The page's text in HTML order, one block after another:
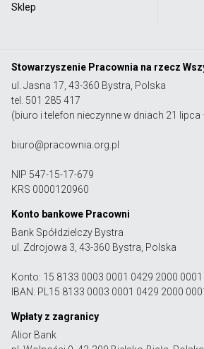
Sklep
Stowarzyszenie Pracownia na rzecz
ul. Jasna 17, 43-360 Bystra, Polska
tel. 501 285 417
(biuro i telefon nieczynne w dniach 21 lipca
biuro@pracownia.org.pl
NIP 547-15-17-679
KRS 0000120960
Konto bankowe Pracowni
Bank Spółdzielczy Bystra
ul. Zdrojowa 3, 43-360 Bystra, Polska
Konto: 15 8133 0003 0001 0429 2000 0001
IBAN: PL15 8133 0003 0001 0429 2000
Wpłaty z zagranicy
Alior Bank